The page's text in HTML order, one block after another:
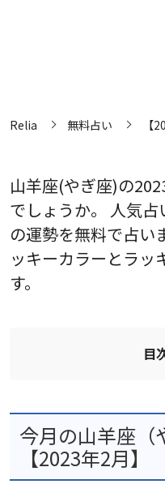
Relia 無料占い 【
山羊座(やぎ座)の
でしょうか。 人気
の運勢を無料で占い
ッキーカラーとラッ
す。
目
今月の山羊座（
【2023年2月】